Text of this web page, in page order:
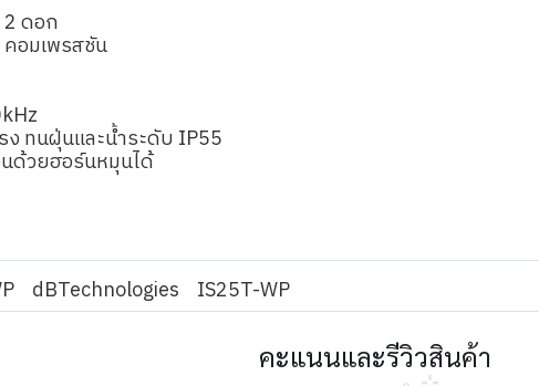
2 ดอก
คอมเพรสชัน
ง ทนฝุ่นและน้ำระดับ IP55
ด้วยฮอร์นหมุนได้
dBTechnologies IS25T-WP
คะแนนและรีวิวสินค้า